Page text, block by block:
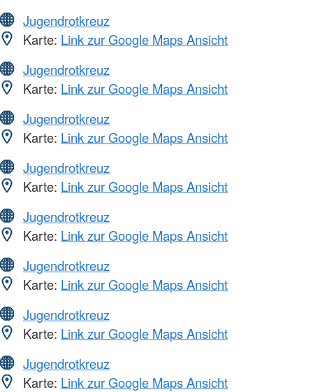
Jugendrotkreuz
Karte: Link zur Google Maps Ansicht
Jugendrotkreuz
Karte: Link zur Google Maps Ansicht
Jugendrotkreuz
Karte: Link zur Google Maps Ansicht
Jugendrotkreuz
Karte: Link zur Google Maps Ansicht
Jugendrotkreuz
Karte: Link zur Google Maps Ansicht
Jugendrotkreuz
Karte: Link zur Google Maps Ansicht
Jugendrotkreuz
Karte: Link zur Google Maps Ansicht
Jugendrotkreuz
Karte: Link zur Google Maps Ansicht